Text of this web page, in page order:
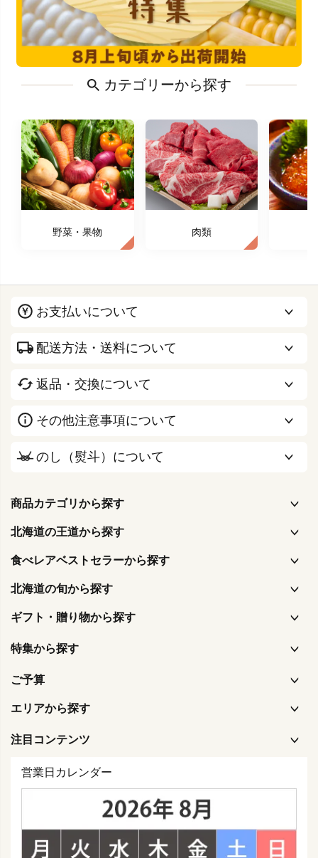
カテゴリーから探す
野菜・果物 肉類
お支払いについて
配送方法・送料について
返品・交換について
その他注意事項について
のし（熨斗）について
商品カテゴリから探す
北海道の王道から探す
食べレアベストセラーから探す
北海道の旬から探す
ギフト・贈り物から探す
特集から探す
ご予算
エリアから探す
注目コンテンツ
営業日カレンダー